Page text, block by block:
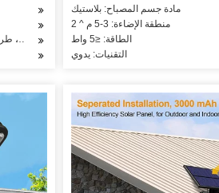
مادة جسم المصباح: بلاستيك
منطقة الإضاءة: 3-5 م ^ 2
الطاقة: ≤5 واط
التقنيات: يدوي
التطبيق: ساحة ،